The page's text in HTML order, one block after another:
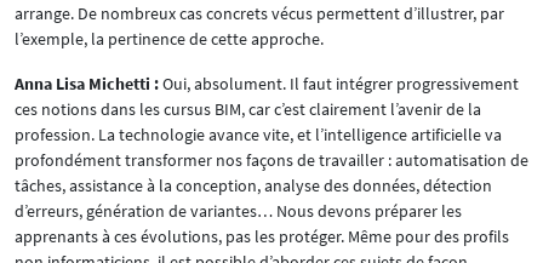
arrange. De nombreux cas concrets vécus permettent d’illustrer, par
l’exemple, la pertinence de cette approche.
Anna Lisa Michetti :Oui, absolument. Il faut intégrer progressivement
ces notions dans les cursus BIM, car c’est clairement l’avenir de la
profession. La technologie avance vite, et l’intelligence artificielle va
profondément transformer nos façons de travailler : automatisation de
tâches, assistance à la conception, analyse des données, détection
d’erreurs, génération de variantes… Nous devons préparer les
apprenants à ces évolutions, pas les protéger. Même pour des profils